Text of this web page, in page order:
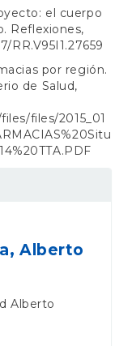
el cuerpo
Reflexiones,
RR.V95I1.27659
por región.
de Salud,
files/2015_01
Alberto
Alberto